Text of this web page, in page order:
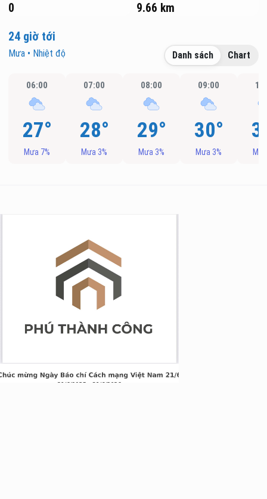
0 9.66 km
24 giờ tới
Mưa • Nhiệt độ Danh sách Chart
06:00
27°
Mưa 7%
07:00
28°
Mưa 3%
08:00
29°
Mưa 3%
09:00
30°
Mưa 3%